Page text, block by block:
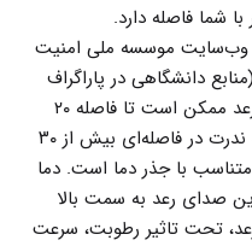
وب‌سایت موسسه ملی امنیت
(منابع دانشگاهی در پاراگراف
دوم در متن لینک آمده‌است) صدای رعد ممکن است تا فاصله ۲۰
کیلومتری به راحتی شنیده شود اما به ندرت در فاصله‌ای بیش از ۳۰
با جذر دما است. دما
صدای رعد به سمت بالا
تحت تاثیر رطوبت، سرعت